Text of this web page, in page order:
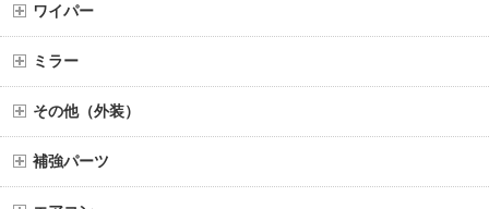
ワイパー
ミラー
その他（外装）
補強パーツ